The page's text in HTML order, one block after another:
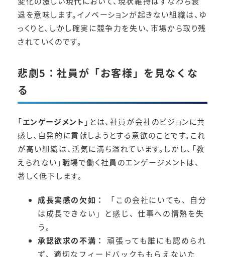
退を意味します。イノベーションが起きない組織は、ゆ
っくりと、しかし確実に競争力を失い、市場から取り残
されていくのです。
悲劇5：社員が「お客様」を見なくな
る
「エンゲージメント 」とは、社員が会社のビジョンに共
感し、自発的に貢献しようとする意欲のことです。これ
が高い組織は、活気に満ち溢れています。しかし、「教
えられない」職場で働く社員のエンゲージメントは、
著しく低下します。
成長実感の欠如：
「この会社にいても、自分
は成長できない」と感じ、仕事への情熱を失
う。
承認欲求の不満：
頑張っても誰にも認められ
ず、適切なフィードバックももらえないた